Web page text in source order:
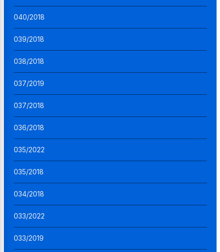
040/2018
039/2018
038/2018
037/2019
037/2018
036/2018
035/2022
035/2018
034/2018
033/2022
033/2019